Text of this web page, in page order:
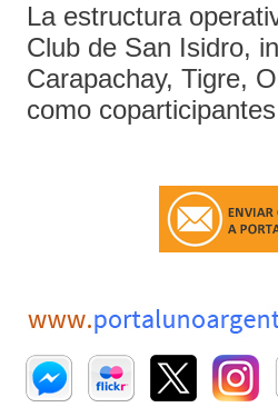
La estructura
Club de San Isidro,
Carapachay, Tigre,
como